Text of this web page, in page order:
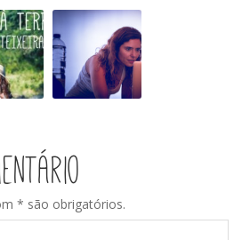
Entrevista
Voltar
Terra
* são obrigatórios.